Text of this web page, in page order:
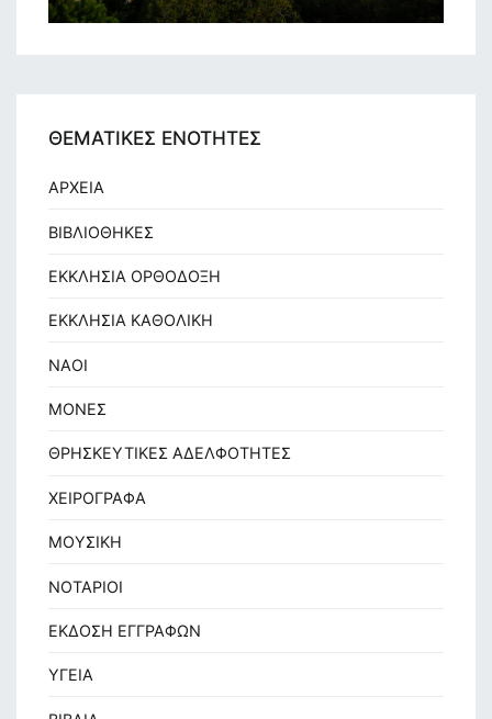
ΘΕΜΑΤΙΚΕΣ ΕΝΟΤΗΤΕΣ
ΑΡΧΕΙΑ
ΒΙΒΛΙΟΘΗΚΕΣ
ΕΚΚΛΗΣΙΑ ΟΡΘΟΔΟΞΗ
ΕΚΚΛΗΣΙΑ ΚΑΘΟΛΙΚΗ
ΝΑΟΙ
ΜΟΝΕΣ
ΘΡΗΣΚΕΥΤΙΚΕΣ ΑΔΕΛΦΟΤΗΤΕΣ
ΧΕΙΡΟΓΡΑΦΑ
ΜΟΥΣΙΚΗ
ΝΟΤΑΡΙΟΙ
ΕΚΔΟΣΗ ΕΓΓΡΑΦΩΝ
ΥΓΕΙΑ